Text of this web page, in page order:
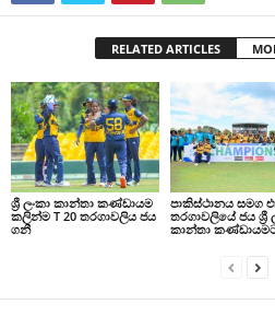
RELATED ARTICLES
ශ්‍රී ලංකා කාන්තා කණ්ඩායම
කලින්ම T 20 තරගාවලිය ජය
ගනී
පාකිස්ථානය සමග
තරගාවලියේ ජය ශ්‍රී
කාන්තා